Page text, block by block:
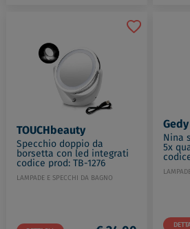
TOUCHbeauty
Specchio doppio da
borsetta con led integrati
codice prod: TB-1276
LAMPADE E SPECCHI DA BAGNO
Gedy
Nina
5x